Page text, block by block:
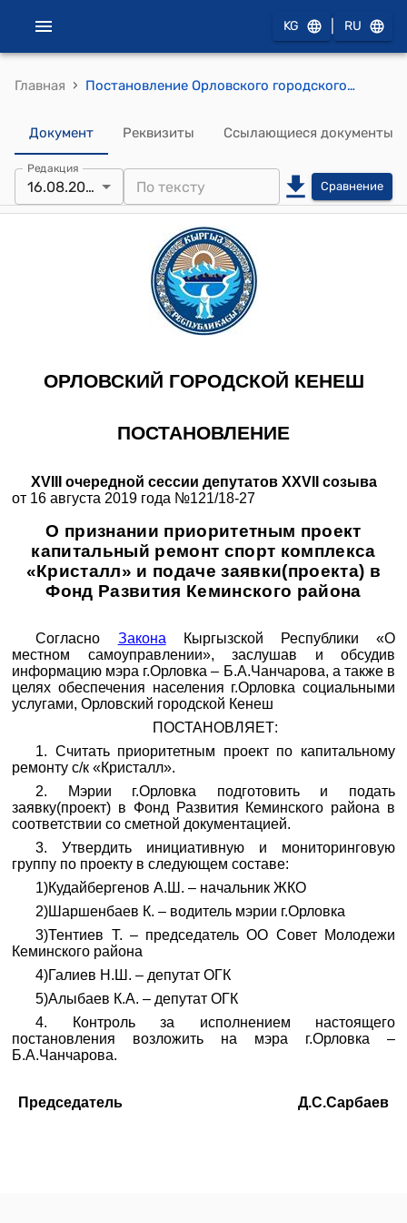
KG RU
Главная › Постановление Орловского городского кенеша от 16 августа 2019 года №121/18-27 "О признании приоритетным проект капитальный ремонт спорт комплекса «Кристалл» и подаче заявки(проекта) в Фонд Развития Кеминского района"
Документ Реквизиты Ссылающиеся документы
Редакция
16.08.2019 Сравнение